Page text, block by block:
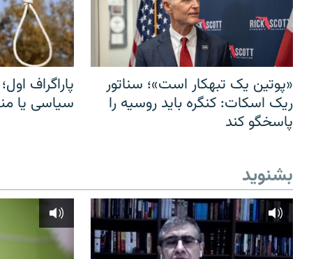
«پوتین یک تبهکار است»؛ سناتور
ریک اسکات: کنگره باید روسیه را
پاسخگو کند
پاراگراف
سیاسی یا
بشنوید